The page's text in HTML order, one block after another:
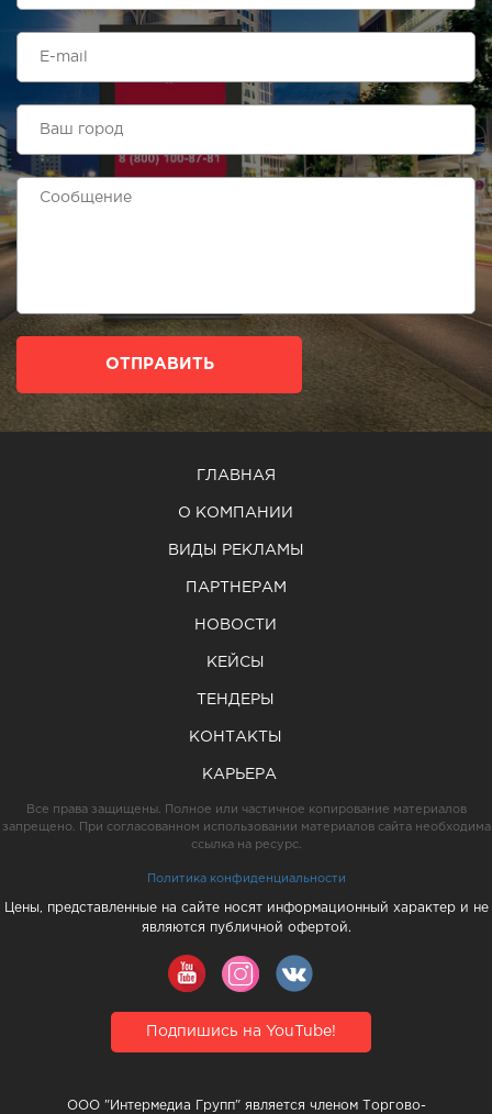
ОТПРАВИТЬ
ГЛАВНАЯ
О КОМПАНИИ
ВИДЫ РЕКЛАМЫ
ПАРТНЕРАМ
НОВОСТИ
КЕЙСЫ
ТЕНДЕРЫ
КОНТАКТЫ
КАРЬЕРА
Все права защищены. Полное или частичное копирование материалов
запрещено. При согласованном использовании материалов сайта необходима
ссылка на ресурс.
Политика конфиденциальности
Цены, представленные на сайте носят информационный характер и не
являются публичной офертой.
Подпишись на YouTube!
ООО "Интермедиа Групп" является членом Торгово-